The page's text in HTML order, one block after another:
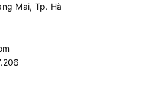
Mai, Tp. Hà